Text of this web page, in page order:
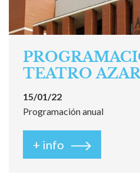
TEATRO
15/01/22
Programación anual
+ info